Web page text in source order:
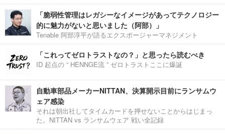
「脆弱性管理はレガシーなイメージがあってテクノロジー
的に魅力がないと思いました（阿部）」
Tenable 阿部淳平が語るエクスポージャーマネジメント
「これってゼロトラストなの？」と思ったら読むべき
ID 起点の “ HENNGE流 ” ゼロトラストここに爆誕
自動車部品メーカーNITTAN、決算開示目前にランサムウ
ェア感染
それは朝出社してタイムカードを押せないことからはじまっ
た。NITTAN vs ランサムウェア 戦い全記録